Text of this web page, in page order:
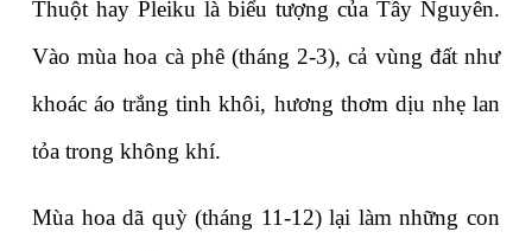
Thuột hay Pleiku là biểu tượng của Tây Nguyên.
Vào mùa hoa cà phê (tháng 2-3), cả vùng đất như
khoác áo trắng tinh khôi, hương thơm dịu nhẹ lan
tỏa trong không khí.
Mùa hoa dã quỳ (tháng 11-12) lại làm những con